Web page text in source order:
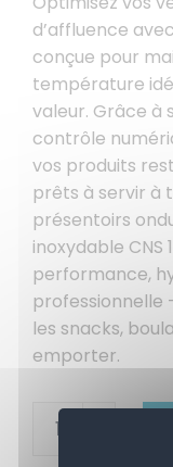
d’affluence
conçue pour
température
valeur. Grâce à
contrôle
vos produits
prêts à servir à
présentoirs
inoxydable
performance,
les snacks,
emporter.